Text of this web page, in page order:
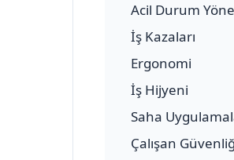
Acil Durum
İş Kazaları
Ergonomi
İş Hijyeni
Saha
Çalışan